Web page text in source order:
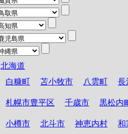
北海道
白糠町
苫小牧市 八雲町 長
札幌市豊平区 千歳市 黒松内
小樽市 北斗市 神恵内村 和